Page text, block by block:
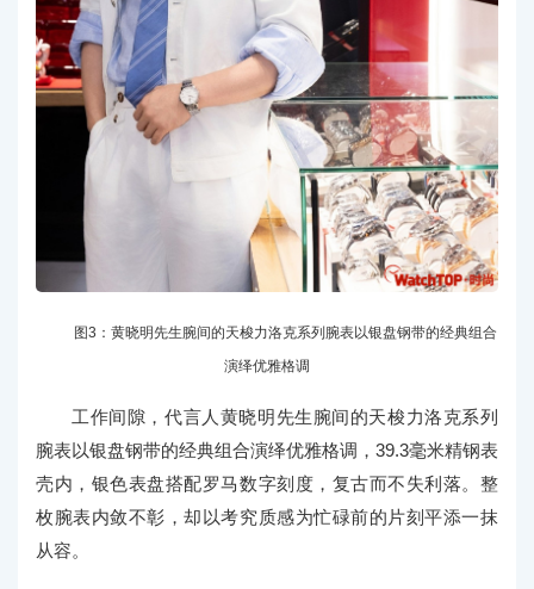
图3：黄晓明先生腕间的天梭力洛克系列腕表以银盘钢带的经典组合
演绎优雅格调
工作间隙，代言人黄晓明先生腕间的天梭力洛克系列
腕表以银盘钢带的经典组合演绎优雅格调，39.3毫米精钢表
壳内，银色表盘搭配罗马数字刻度，复古而不失利落。整
枚腕表内敛不彰，却以考究质感为忙碌前的片刻平添一抹
从容。